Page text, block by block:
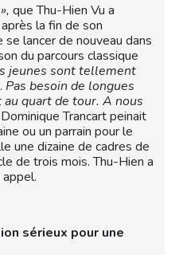
que Thu-Hien Vu a
la fin de son
lancer de nouveau dans
du parcours classique
jeunes sont tellement
Pas besoin de longues
quart de tour. A nous
Dominique Trancart peinait
ou un parrain pour le
une dizaine de cadres de
de trois mois. Thu-Hien a
sérieux pour une